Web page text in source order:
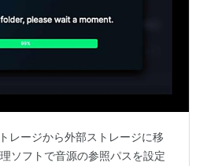
レージから外部ストレージに移
ソフトで音源の参照パスを設定